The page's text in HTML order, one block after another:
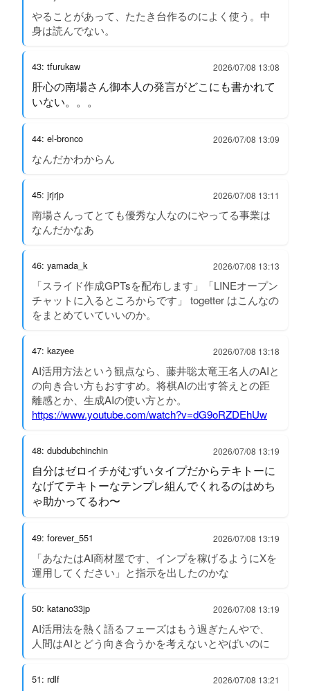
やることがあって、たたき台作るのによく使う。中
身は読んでない。
43: tfurukaw 2026/07/08 13:08
肝心の南場さん御本人の発言がどこにも書かれて
いない。。。
44: el-bronco 2026/07/08 13:09
なんだかわからん
45: jrjrjp 2026/07/08 13:11
南場さんってとても優秀な人なのにやってる事業は
なんだかなあ
46: yamada_k 2026/07/08 13:13
「スライド作成GPTsを配布します」「LINEオープン
チャットに入るところからです」 togetter はこんなの
をまとめていていいのか。
47: kazyee 2026/07/08 13:18
AI活用方法という観点なら、藤井聡太竜王名人のAIと
の向き合い方もおすすめ。将棋AIの出す答えとの距
離感とか、生成AIの使い方とか。
https://www.youtube.com/watch?v=dG9oRZDEhUw
48: dubdubchinchin 2026/07/08 13:19
自分はゼロイチがむずいタイプだからテキトーに
なげてテキトーなテンプレ組んでくれるのはめち
ゃ助かってるわ〜
49: forever_551 2026/07/08 13:19
「あなたはAI商材屋です、インプを稼げるようにXを
運用してください」と指示を出したのかな
50: katano33jp 2026/07/08 13:19
AI活用法を熱く語るフェーズはもう過ぎたんやで、
人間はAIとどう向き合うかを考えないとやばいのに
51: rdlf 2026/07/08 13:21